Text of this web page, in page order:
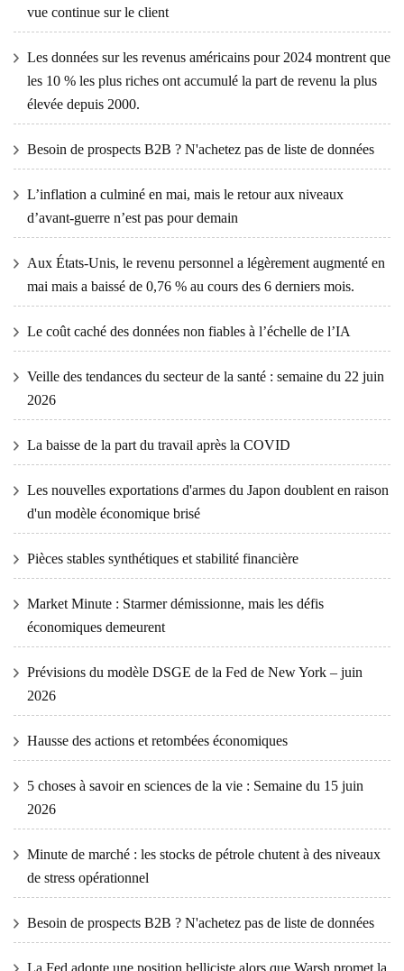
vue continue sur le client
Les données sur les revenus américains pour 2024 montrent que
les 10 % les plus riches ont accumulé la part de revenu la plus
élevée depuis 2000.
Besoin de prospects B2B ? N'achetez pas de liste de données
L’inflation a culminé en mai, mais le retour aux niveaux
d’avant-guerre n’est pas pour demain
Aux États-Unis, le revenu personnel a légèrement augmenté en
mai mais a baissé de 0,76 % au cours des 6 derniers mois.
Le coût caché des données non fiables à l’échelle de l’IA
Veille des tendances du secteur de la santé : semaine du 22 juin
2026
La baisse de la part du travail après la COVID
Les nouvelles exportations d'armes du Japon doublent en raison
d'un modèle économique brisé
Pièces stables synthétiques et stabilité financière
Market Minute : Starmer démissionne, mais les défis
économiques demeurent
Prévisions du modèle DSGE de la Fed de New York – juin
2026
Hausse des actions et retombées économiques
5 choses à savoir en sciences de la vie : Semaine du 15 juin
2026
Minute de marché : les stocks de pétrole chutent à des niveaux
de stress opérationnel
Besoin de prospects B2B ? N'achetez pas de liste de données